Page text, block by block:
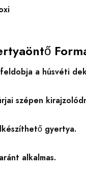
a húsvéti
szépen
gyertya.
alkalmas.